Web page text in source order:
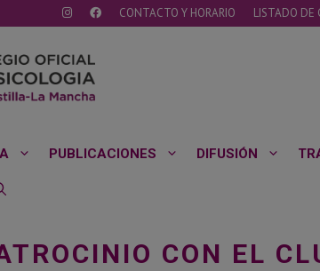
CONTACTO Y HORARIO LISTADO DE
PUBLICACIONES DIFUSIÓN
CON EL